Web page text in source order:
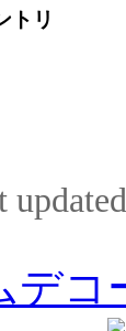
トリ
デコ